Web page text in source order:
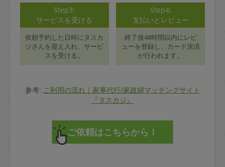
Step3:
サービスを受ける
依頼予約した日時にタスカ
ジさんを迎え入れ、サービ
スを受ける。
Step4:
支払いとレビュー
終了後48時間以内にレビ
ューを登録し、カード決済
が行われます。
参考: ご利用の流れ｜家事代行/家政婦マッチングサイト
『タスカジ』